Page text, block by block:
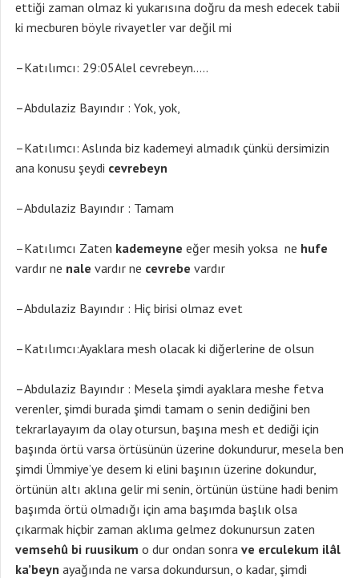
ettiği zaman olmaz ki yukarısına doğru da mesh edecek tabii
ki mecburen böyle rivayetler var değil mi
–Katılımcı: 29:05Alel cevrebeyn…..
–Abdulaziz Bayındır : Yok, yok,
–Katılımcı: Aslında biz kademeyi almadık çünkü dersimizin
ana konusu şeydi cevrebeyn
–Abdulaziz Bayındır : Tamam
–Katılımcı Zaten kademeyne eğer mesih yoksa ne hufe
vardır ne nale vardır ne cevrebe vardır
–Abdulaziz Bayındır : Hiç birisi olmaz evet
–Katılımcı:Ayaklara mesh olacak ki diğerlerine de olsun
–Abdulaziz Bayındır : Mesela şimdi ayaklara meshe fetva
verenler, şimdi burada şimdi tamam o senin dediğini ben
tekrarlayayım da olay otursun, başına mesh et dediği için
başında örtü varsa örtüsünün üzerine dokundurur, mesela ben
şimdi Ümmiye’ye desem ki elini başının üzerine dokundur,
örtünün altı aklına gelir mi senin, örtünün üstüne hadi benim
başımda örtü olmadığı için ama başımda başlık olsa
çıkarmak hiçbir zaman aklıma gelmez dokunursun zaten
vemsehû bi ruusikum o dur ondan sonra ve erculekum ilâl
ka’beyn ayağında ne varsa dokundursun, o kadar, şimdi